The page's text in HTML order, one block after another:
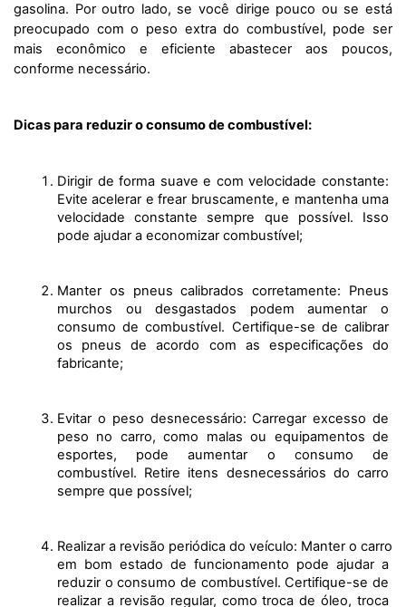
gasolina. Por outro lado, se você dirige pouco ou se está
preocupado com o peso extra do combustível, pode ser
mais econômico e eficiente abastecer aos poucos,
conforme necessário.
Dicas para reduzir o consumo de combustível:
Dirigir de forma suave e com velocidade constante:
Evite acelerar e frear bruscamente, e mantenha uma
velocidade constante sempre que possível. Isso
pode ajudar a economizar combustível;
Manter os pneus calibrados corretamente: Pneus
murchos ou desgastados podem aumentar o
consumo de combustível. Certifique-se de calibrar
os pneus de acordo com as especificações do
fabricante;
Evitar o peso desnecessário: Carregar excesso de
peso no carro, como malas ou equipamentos de
esportes, pode aumentar o consumo de
combustível. Retire itens desnecessários do carro
sempre que possível;
Realizar a revisão periódica do veículo: Manter o carro
em bom estado de funcionamento pode ajudar a
reduzir o consumo de combustível. Certifique-se de
realizar a revisão regular, como troca de óleo, troca